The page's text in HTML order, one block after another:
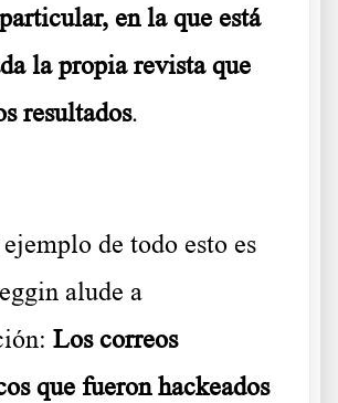
en la que está
la propia revista que
resultados.
de todo esto es
alude a
Los correos
que fueron hackeados